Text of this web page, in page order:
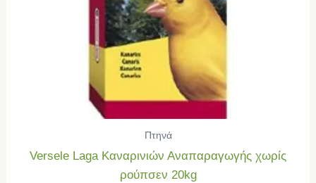
Πτηνά
Versele Laga Καναρινιών Αναπαραγωγής χωρίς
ρούπσεν 20kg